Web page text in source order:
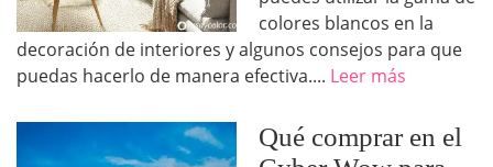
colores blancos en la
decoración de interiores y algunos consejos para que
puedas hacerlo de manera efectiva.... Leer más
Qué comprar en el